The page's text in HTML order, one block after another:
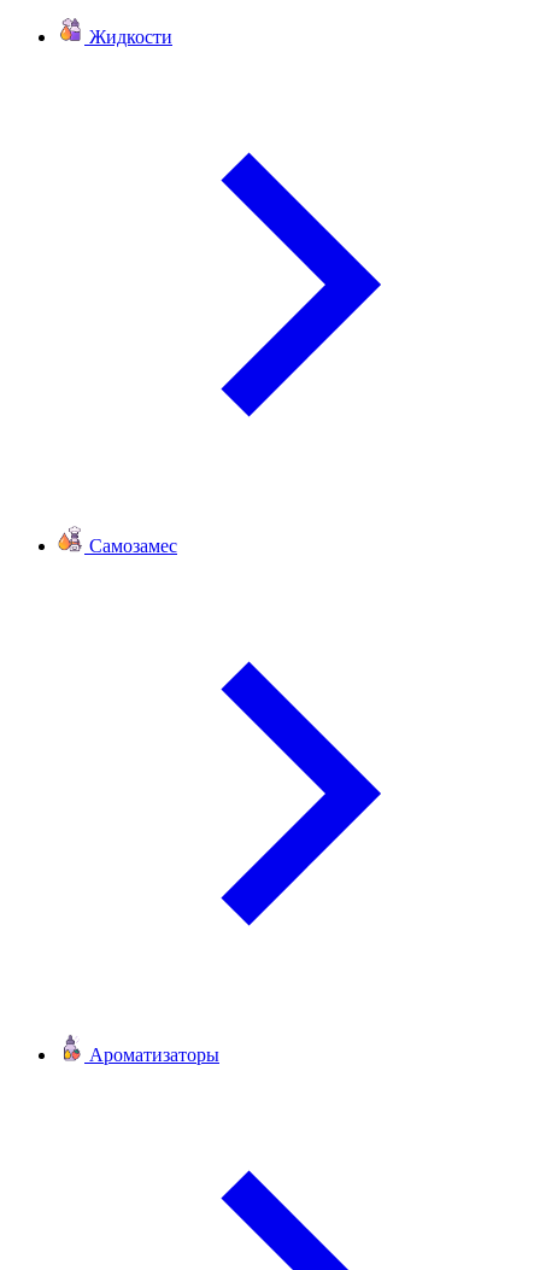
Жидкости
Самозамес
Ароматизаторы